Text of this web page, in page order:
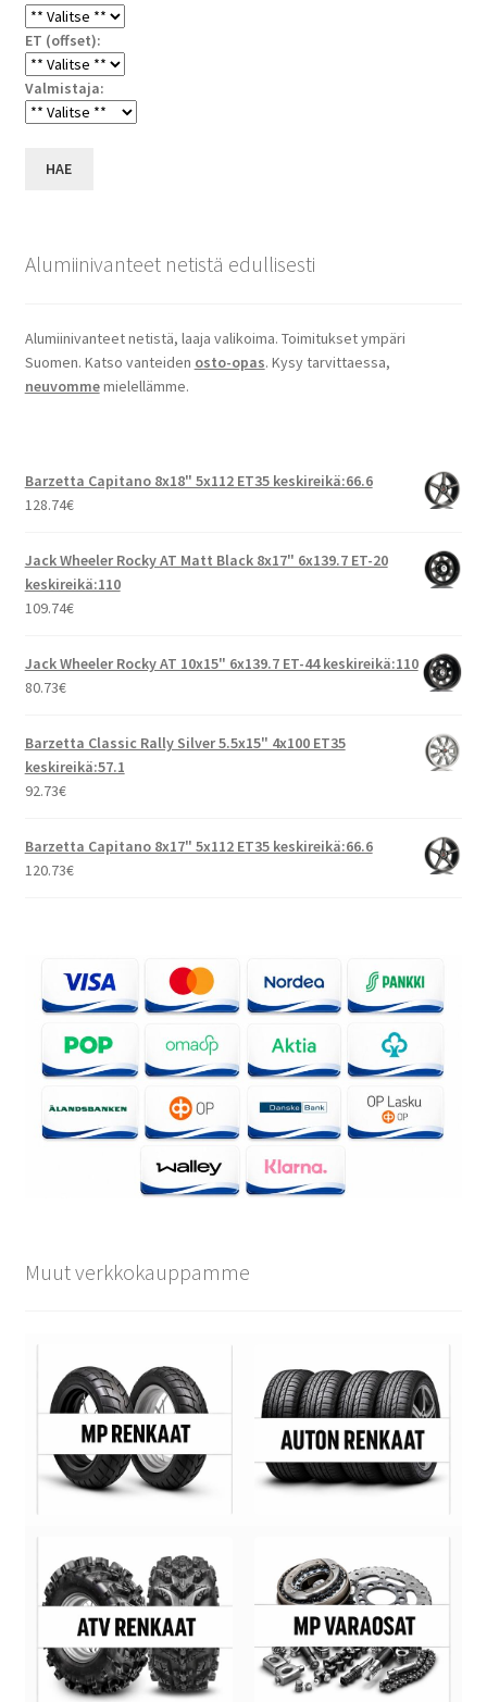
ET (offset):
Valmistaja:
HAE
Alumiinivanteet netistä edullisesti
Alumiinivanteet netistä, laaja valikoima. Toimitukset ympäri
Suomen. Katso vanteiden osto-opas. Kysy tarvittaessa,
neuvommemielellämme.
Barzetta Capitano 8x18" 5x112 ET35 keskireikä:66.6
128.74€
Jack Wheeler Rocky AT Matt Black 8x17" 6x139.7 ET-20
keskireikä:110
109.74€
Jack Wheeler Rocky AT 10x15" 6x139.7 ET-44 keskireikä:110
80.73€
Barzetta Classic Rally Silver 5.5x15" 4x100 ET35
keskireikä:57.1
92.73€
Barzetta Capitano 8x17" 5x112 ET35 keskireikä:66.6
120.73€
Muut verkkokauppamme